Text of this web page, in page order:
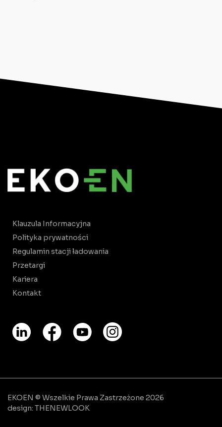
Klauzula Informacyjna
Polityka prywatności
Regulamin stacji ładowania
Przetargi
Kariera
Kontakt
EKOEN © Wszelkie Prawa Zastrzeżone 2026
design: THENEWLOOK